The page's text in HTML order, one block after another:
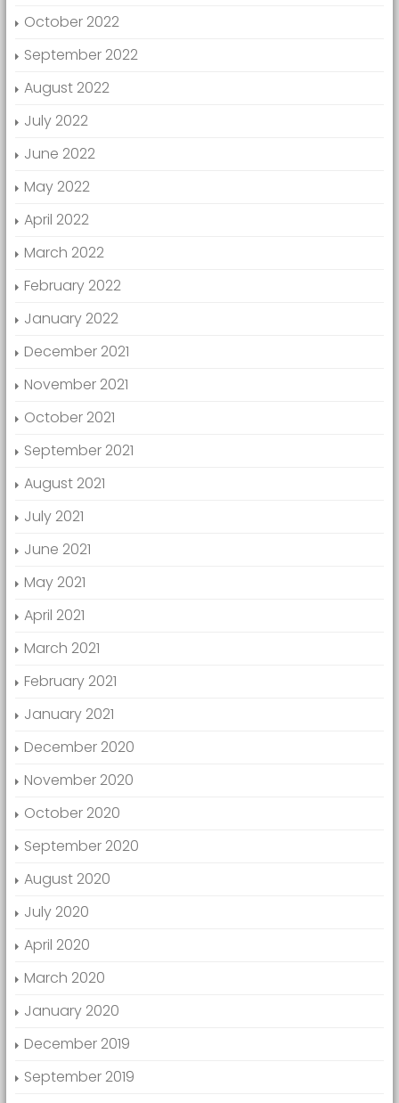
October 2022
September 2022
August 2022
July 2022
June 2022
May 2022
April 2022
March 2022
February 2022
January 2022
December 2021
November 2021
October 2021
September 2021
August 2021
July 2021
June 2021
May 2021
April 2021
March 2021
February 2021
January 2021
December 2020
November 2020
October 2020
September 2020
August 2020
July 2020
April 2020
March 2020
January 2020
December 2019
September 2019